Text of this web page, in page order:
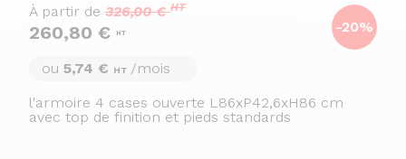
-20%
À partir de 326,00 €HT
260,80 € HT
ou 5,74 € HT /mois
l'armoire 4 cases ouverte L86xP42,6xH86 cm
avec top de finition et pieds standards